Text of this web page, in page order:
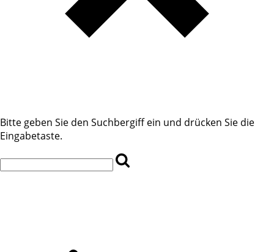
Bitte geben Sie den Suchbergiff ein und drücken Sie die
Eingabetaste.